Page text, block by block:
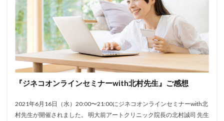
『ジネコオンラインセミナーwith北村先生』ご感想
2021年6月16日（水）20:00〜21:00にジネコオンラインセミナーwith北
村先生が開催されました。 明大前アートクリニック院長の北村誠司 先生